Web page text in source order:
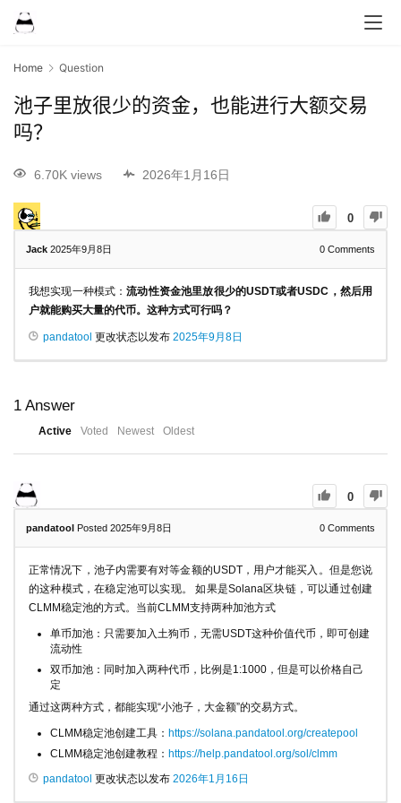
Home Question
池子里放很少的资金，也能进行大额交易
吗？
6.70K views 2026年1月16日
0
Jack 2025年9月8日 0 Comments
我想实现一种模式：流动性资金池里放很少的USDT或者USDC，然后用
户就能购买大量的代币。这种方式可行吗？
pandatool 更改状态以发布 2025年9月8日
1 Answer
Active Voted Newest Oldest
0
pandatool Posted 2025年9月8日 0 Comments
正常情况下，池子内需要有对等金额的USDT，用户才能买入。但是您说
的这种模式，在稳定池可以实现。 如果是Solana区块链，可以通过创建
CLMM稳定池的方式。当前CLMM支持两种加池方式
单币加池：只需要加入土狗币，无需USDT这种价值代币，即可创建
流动性
双币加池：同时加入两种代币，比例是1:1000，但是可以价格自己
定
通过这两种方式，都能实现“小池子，大金额”的交易方式。
CLMM稳定池创建工具： https://solana.pandatool.org/createpool
CLMM稳定池创建教程： https://help.pandatool.org/sol/clmm
pandatool 更改状态以发布 2026年1月16日